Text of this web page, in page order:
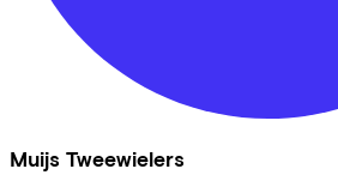
Muijs Tweewielers